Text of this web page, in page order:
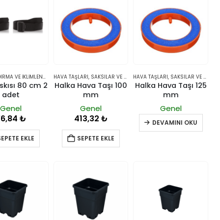
HAVALANDIRMA VE İKLIMLENDIRME ,KARBON FILTRELER
80 cm 2
adet
Genel
₺
EKLE
HAVA TAŞLARI, SAKSILAR VE YETIŞTIRME SISTEMLERI
Halka Hava Taşı 100
mm
Genel
413,32 ₺
SEPETE EKLE
HAVA TAŞLARI, SAKSILAR VE YETIŞTIRME SISTEMLERI
Halka Hava Taşı 125
mm
Genel
DEVAMINI OKU
Dijital Sıcaklık Nem Ölçer 3-1 Sensör Kablolu
5 üzerinden
5 üzerinden
5 üzerinden
132,48 ₺